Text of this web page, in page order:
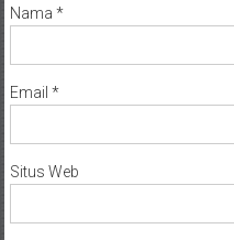
Nama *
Email *
Situs Web